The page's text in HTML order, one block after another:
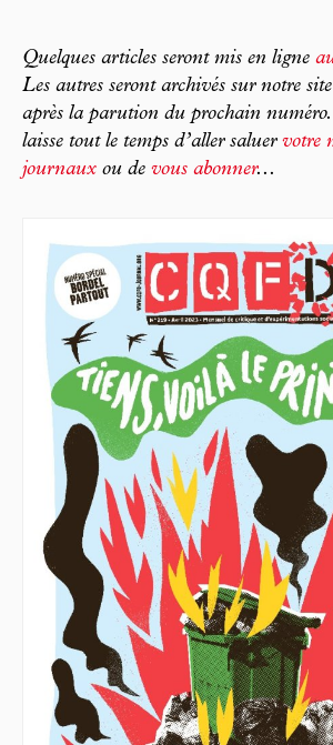
Quelques articles seront mis en ligne
Les autres seront archivés sur notre
après la parution du prochain
laisse tout le temps d’aller saluer votre
journaux ou de vous abonner...